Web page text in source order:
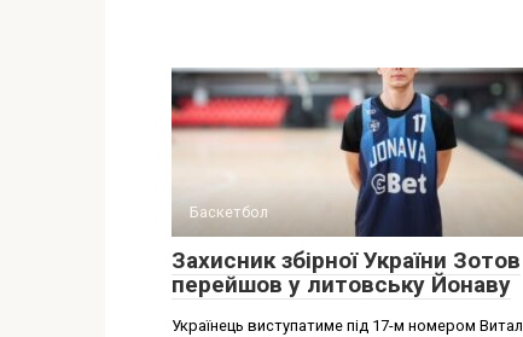
Баскетбол
Захисник збірної України Зотов
перейшов у литовську Йонаву
Українець виступатиме під 17-м номером